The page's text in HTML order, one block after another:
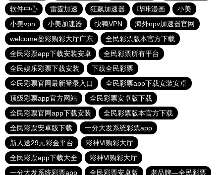
软件中心
雷霆加速 狂飙加速器 哔咔漫画
小美
小美vpn
小美加速器 快鸭VPN
海外npv加速器官网
welcome盈彩购彩大厅广东
全民彩票版本官方下载
全民彩票app下载安装安卓
全民彩票所有平台
全民娱乐彩票下载安装
下载全民彩票
全民彩票官网最新登录入口
全民彩票app下载安装安卓
顶级彩票app官方网站
全民彩票安卓版下载
全民彩票官网app下载安装
全民彩票版本官方下载
全民彩票安卓版下载
一分大发系统彩票app
新人送29元彩金平台
彩神Vl购彩大厅
全民彩票app下载大全
彩神Vl购彩大厅
一分大发系统彩票app
全民彩票安卓版
老品牌—全民彩票